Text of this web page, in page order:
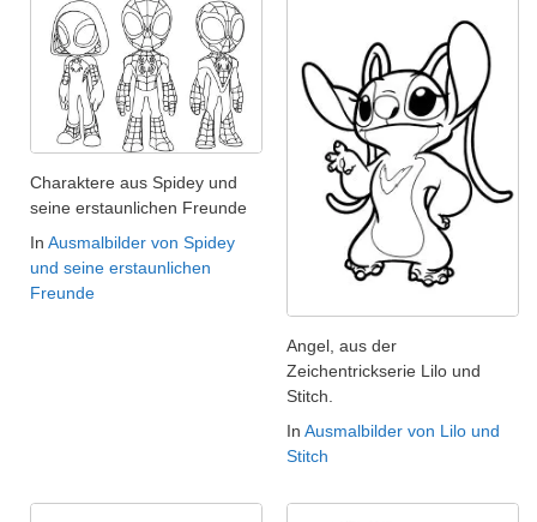
Charaktere aus Spidey und
seine erstaunlichen Freunde
In Ausmalbilder von Spidey
und seine erstaunlichen
Freunde
Angel, aus der
Zeichentrickserie Lilo und
Stitch.
In Ausmalbilder von Lilo und
Stitch